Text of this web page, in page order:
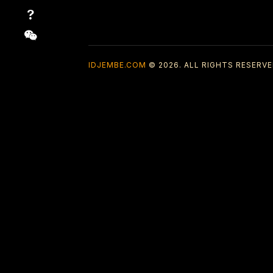
IDJEMBE.COM © 2026. ALL RIGHTS